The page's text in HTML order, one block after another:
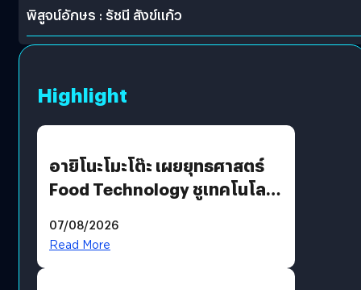
พิสูจน์อักษร : รัชนี สังข์แก้ว
Highlight
อายิโนะโมะโต๊ะ เผยยุทธศาสตร์
Food Technology ชูเทคโนโลยี
บริโภคและ B2B
07/08/2026
Read More